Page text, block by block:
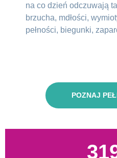
na co dzień odczuwają
brzucha, mdłości,
pełności, biegunki,
POZNAJ